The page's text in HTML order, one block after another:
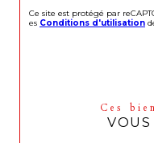
Ce site est protégé par
es Conditions d'utilisation
Ces
VOUS